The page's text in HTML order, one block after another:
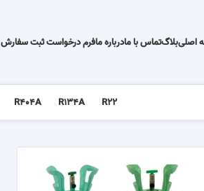
اصلیبلاگتماس با مادرباره مافرم درخواست ثبت سفارش
R22
R134A
R404A